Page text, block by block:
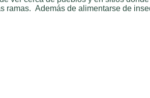
ramas. Además de alimentarse de